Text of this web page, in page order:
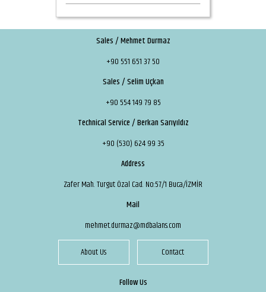
Sales / Mehmet Durmaz
+90 551 651 37 50
Sales / Selim Uçkan
+90 554 149 79 85
Technical Service / Berkan Sarıyıldız
+90 (530) 624 99 35
Address
Zafer Mah. Turgut Özal Cad. No:57/1 Buca/İZMİR
Mail
mehmet.durmaz@mdbalans.com
About Us Contact
Follow Us